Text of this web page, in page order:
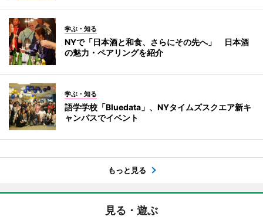
学ぶ・知る
NYで「日本酒と和食、さらにその先へ」 日本酒
の魅力・ペアリングを紹介
学ぶ・知る
語学学校「Bluedata」、NYタイムズスクエア新キ
ャンパスでイベント
もっと見る
見る・遊ぶ